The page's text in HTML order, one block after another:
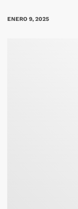
ENERO 9, 2025